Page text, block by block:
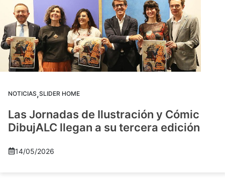
NOTICIAS,SLIDER HOME
Las Jornadas de Ilustración y Cómic
DibujALC llegan a su tercera edición
14/05/2026